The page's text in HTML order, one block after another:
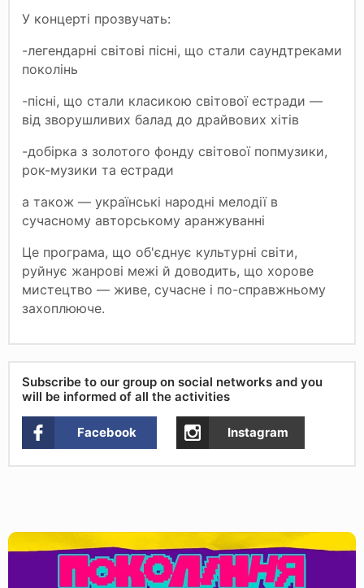
У концерті прозвучать:
-легендарні світові пісні, що стали саундтреками
поколінь
-пісні, що стали класикою світової естради —
від зворушливих балад до драйвових хітів
-добірка з золотого фонду світової попмузики,
рок-музики та естради
а також — українські народні мелодії в
сучасному авторському аранжуванні
Це програма, що об'єднує культурні світи,
руйнує жанрові межі й доводить, що хорове
мистецтво — живе, сучасне і по-справжньому
захоплююче.
Subscribe to our group on social networks and you
will be informed of all the activities
Facebook Instagram